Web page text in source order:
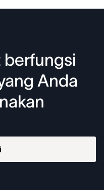
berfungsi
Anda